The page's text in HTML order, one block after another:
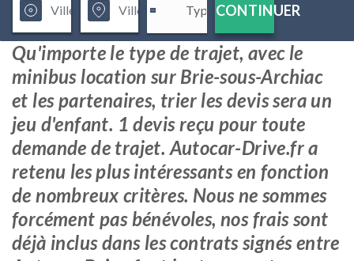
CONTINUER
Qu'importe le type de trajet, avec le
minibus location sur Brie-sous-Archiac
et les partenaires, trier les devis sera un
jeu d'enfant. 1 devis reçu pour toute
demande de trajet. Autocar-Drive.fr a
retenu les plus intéressants en fonction
de nombreux critères. Nous ne sommes
forcément pas bénévoles, nos frais sont
déjà inclus dans les contrats signés entre